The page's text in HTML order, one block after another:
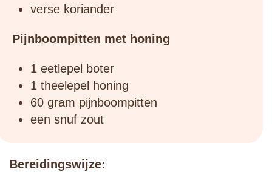
verse koriander
Pijnboompitten met honing
1 eetlepel boter
1 theelepel honing
60 gram pijnboompitten
een snuf zout
Bereidingswijze: